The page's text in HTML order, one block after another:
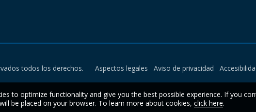
todos los derechos. Aspectos legales Aviso de privacidad
to optimize functionality and give you the best possible experience. If you
be placed on your browser. To learn more about cookies, click here.